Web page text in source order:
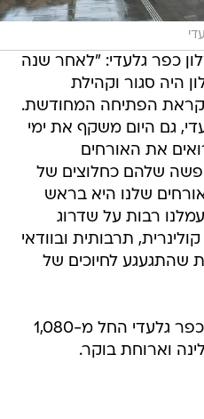
כפר גלעדי: "לאחר שנה
היה סגור וקהילת
הפתיחה המחודשת.
גם היום משקף את ימי
את האורחים
שלהם כחלוצים של
האורחים שלנו היא בראש
רבות על שדרוג
תרבותית ובוודאי
שהתגעגע לחיוכים של
מחיר חדרי האירוח במלון כפר גלעדי החל מ-1,080
וארוחת בוקר.